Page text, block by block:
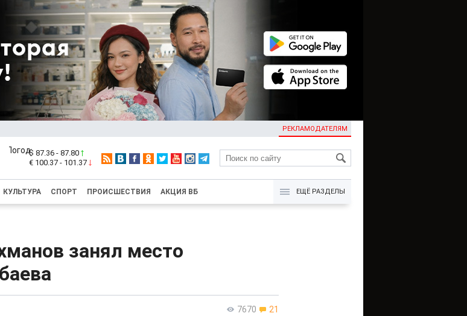
РЕКЛАМОДАТЕЛЯМ
KG
$ 87.36 - 87.80
€ 100.37 - 101.37
КУЛЬТУРА СПОРТ ПРОИСШЕСТВИЯ АКЦИЯ ВБ ЕЩЁ РАЗДЕЛЫ
занял место
7670 21